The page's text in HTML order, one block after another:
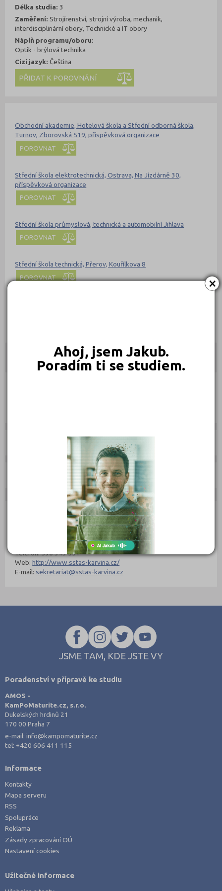
×
Ahoj, jsem Jakub.
Poradím ti se studiem.
Délka studia: 3
Zaměření:Strojírenství, strojní výroba, mechanik,
interdisciplinární obory, Technické a IT obory
Náplň programu/oboru:
Optik - brýlová technika
Cizí jazyk:Čeština
Obchodní akademie, Hotelová škola a Střední odborná škola,
Turnov, Zborovská 519, příspěvková organizace
POROVNAT
Střední škola elektrotechnická, Ostrava, Na Jízdárně 30,
příspěvková organizace
POROVNAT
Střední škola průmyslová, technická a automobilní Jihlava
POROVNAT
Střední škola technická, Přerov, Kouřílkova 8
POROVNAT
stredniskoly.com doporučují pro přípravuNahoru
Kontakty FakultyNahoru
Střední škola techniky a služeb, Karviná, příspěvková
organizace, Střední škola techniky a služeb, Karviná,
příspěvková organizace
Telefon: 596 343 551
Web:http://www.sstas-karvina.cz/
E-mail: sekretariat@sstas-karvina.cz
JSME TAM, KDE JSTE VY
Poradenství v přípravě ke studiu
AMOS -
KamPoMaturite.cz, s.r.o.
Dukelských hrdinů 21
170 00 Praha 7
e-mail:info@kampomaturite.cz
tel: +420 606 411 115
Informace
Kontakty
Mapa serveru
RSS
Spolupráce
Reklama
Zásady zpracování OÚ
Nastavení cookies
Užitečné informace